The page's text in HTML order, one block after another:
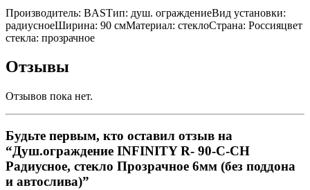
Производитель: BASТип: душ. ограждениеВид установки:
радиусноеШирина: 90 смМатериал: стеклоСтрана: Россияцвет
стекла: прозрачное
Отзывы
Отзывов пока нет.
Будьте первым, кто оставил отзыв на
“Душ.ограждение INFINITY R- 90-C-CH
Радиусное, стекло Прозрачное 6мм (без поддона
и автослива)”